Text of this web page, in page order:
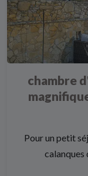
chambre
Pour un petit
calanques